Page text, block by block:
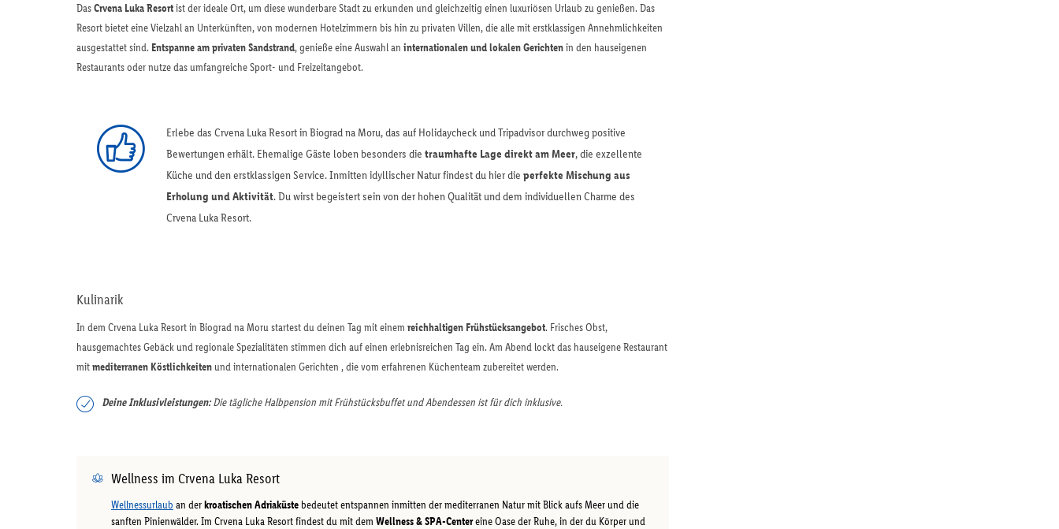
DasCrvena Luka Resortist der ideale Ort, um diese wunderbare Stadt zu erkunden und gleichzeitig einen luxuriösen Urlaub zu genießen. Das
Resort bietet eine Vielzahl an Unterkünften, von modernen Hotelzimmern bis hin zu privaten Villen, die alle mit erstklassigen Annehmlichkeiten
ausgestattet sind. Entspanne am privaten Sandstrand, genieße eine Auswahl an internationalen und lokalen Gerichtenin den hauseigenen
Restaurants oder nutze das umfangreiche Sport- und Freizeitangebot.
Erlebe das Crvena Luka Resort in Biograd na Moru, das auf Holidaycheck und Tripadvisor durchweg positive
Bewertungen erhält. Ehemalige Gäste loben besonders die traumhafte Lage direkt am Meer, die exzellente
Küche und den erstklassigen Service. Inmitten idyllischer Natur findest du hier die perfekte Mischung aus
Erholung und Aktivität. Du wirst begeistert sein von der hohen Qualität und dem individuellen Charme des
Crvena Luka Resort.
Kulinarik
In dem Crvena Luka Resort in Biograd na Moru startest du deinen Tag mit einem reichhaltigen Frühstücksangebot. Frisches Obst,
hausgemachtes Gebäck und regionale Spezialitäten stimmen dich auf einen erlebnisreichen Tag ein. Am Abend lockt das hauseigene Restaurant
mitmediterranen Köstlichkeiten und internationalen Gerichten , die vom erfahrenen Küchenteam zubereitet werden.
Deine Inklusivleistungen:Die tägliche Halbpension mit Frühstücksbuffet und Abendessen ist für dich inklusive.
Wellness im Crvena Luka Resort
Wellnessurlaub an derkroatischen Adriaküste bedeutet entspannen inmitten der mediterranen Natur mit Blick aufs Meer und die
sanften Pinienwälder. Im Crvena Luka Resort findest du mit dem Wellness & SPA-Centereine Oase der Ruhe, in der du Körper und